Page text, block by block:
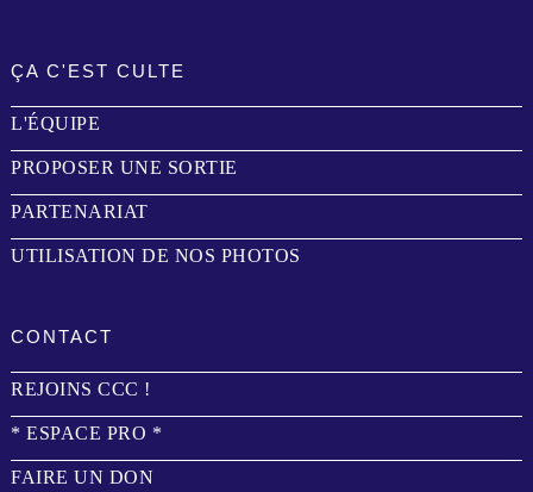
ÇA C'EST CULTE
L'ÉQUIPE
PROPOSER UNE SORTIE
PARTENARIAT
UTILISATION DE NOS PHOTOS
CONTACT
REJOINS CCC !
* ESPACE PRO *
FAIRE UN DON